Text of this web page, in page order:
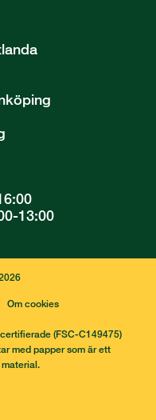
13:00
Om cookies
(FSC-C149475)
med papper som är ett